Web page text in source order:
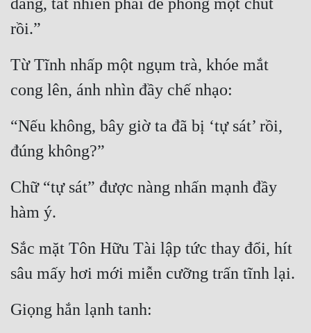
Triều Đấu
Trọng Sinh
Vô Địch
Võ Hiệp
Võng Du
Xuyên Không
Xuyên Nhanh
dàng, tất nhiên phải đề phòng một chút
rồi.”
Từ Tĩnh nhấp một ngụm trà, khóe mắt
cong lên, ánh nhìn đầy chế nhạo:
“Nếu không, bây giờ ta đã bị ‘tự sát’ rồi,
đúng không?”
Chữ “tự sát” được nàng nhấn mạnh đầy
hàm ý.
Sắc mặt Tôn Hữu Tài lập tức thay đổi, hít
sâu mấy hơi mới miễn cưỡng trấn tĩnh lại.
Giọng hắn lạnh tanh: